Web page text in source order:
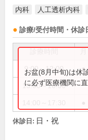
内科 人工透析内科
診療/受付時間・休診
9:00～12:00 ●
13:00～16:00
お盆(8月中旬)は休
に必ず医療機関に
休診日: 日・祝